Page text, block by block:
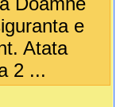
e
Atata
2 ...